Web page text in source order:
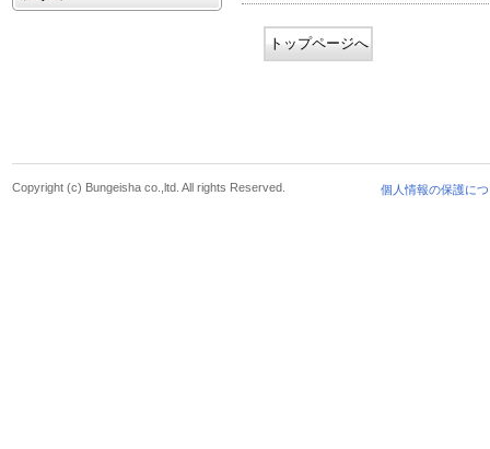
トップページへ
個人情報の保護に
Copyright (c) Bungeisha co.,ltd. All rights Reserved.